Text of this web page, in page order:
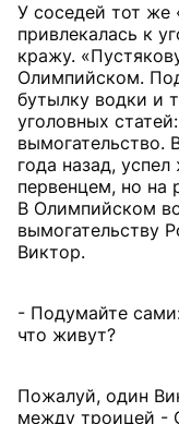
У соседей тот же
привлекалась к
кражу.
Олимпийском.
бутылку водки и
уголовных
вымогательство.
года назад,
первенцем, но на
В Олимпийском
вымогательству
Виктор.
- Подумайте
что живут?
Пожалуй, один
между троицей -